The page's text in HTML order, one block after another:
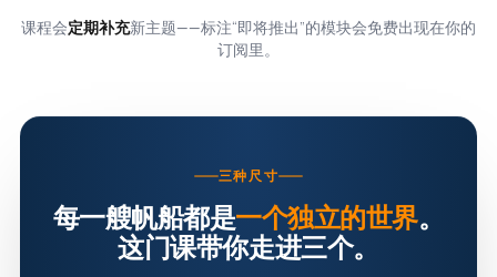
课程会定期补充新主题——标注“即将推出”的模块会免费出现在你的
订阅里。
三种尺寸
每一艘帆船都是一个独立的世界。
这门课带你走进三个。